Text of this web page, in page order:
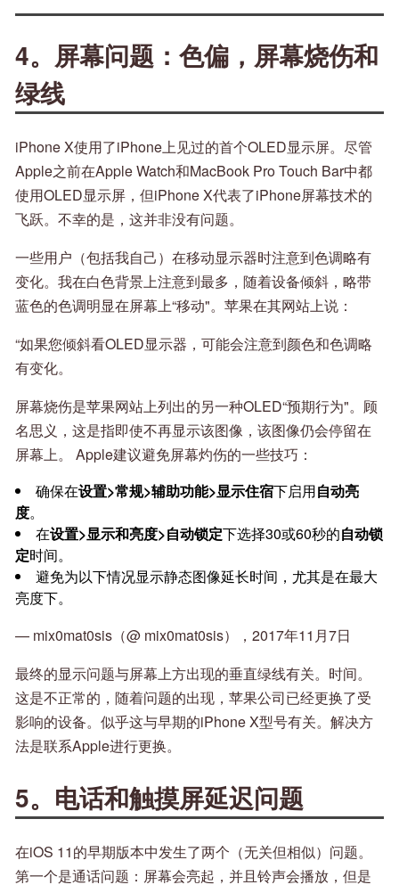
4。屏幕问题：色偏，屏幕烧伤和
绿线
iPhone X使用了iPhone上见过的首个OLED显示屏。尽管
Apple之前在Apple Watch和MacBook Pro Touch Bar中都
使用OLED显示屏，但iPhone X代表了iPhone屏幕技术的
飞跃。不幸的是，这并非没有问题。
一些用户（包括我自己）在移动显示器时注意到色调略有
变化。我在白色背景上注意到最多，随着设备倾斜，略带
蓝色的色调明显在屏幕上“移动"。苹果在其网站上说：
“如果您倾斜看OLED显示器，可能会注意到颜色和色调略
有变化。
屏幕烧伤是苹果网站上列出的另一种OLED“预期行为"。顾
名思义，这是指即使不再显示该图像，该图像仍会停留在
屏幕上。 Apple建议避免屏幕灼伤的一些技巧：
确保在设置>常规>辅助功能>显示住宿下启用自动亮
度。
在设置>显示和亮度>自动锁定下选择30或60秒的自动锁
定时间。
避免为以下情况显示静态图像延长时间，尤其是在最大
亮度下。
— mix0mat0sis（@ mix0mat0sis），2017年11月7日
最终的显示问题与屏幕上方出现的垂直绿线有关。时间。
这是不正常的，随着问题的出现，苹果公司已经更换了受
影响的设备。似乎这与早期的iPhone X型号有关。解决方
法是联系Apple进行更换。
5。电话和触摸屏延迟问题
在iOS 11的早期版本中发生了两个（无关但相似）问题。
第一个是通话问题：屏幕会亮起，并且铃声会播放，但是